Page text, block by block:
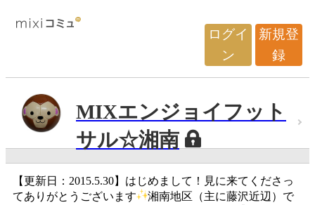
ログイ
ン
新規登
録
MIXエンジョイフット
サル☆湘南
【更新日：2015.5.30】はじめまして！見に来てくださっ
てありがとうございます
湘南地区（主に藤沢近辺）で